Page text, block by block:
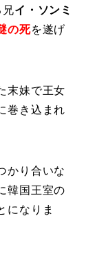
兄イ・ソンミ
の死を遂げ
末妹で王女
巻き込まれ
かり合いな
韓国王室の
になりま